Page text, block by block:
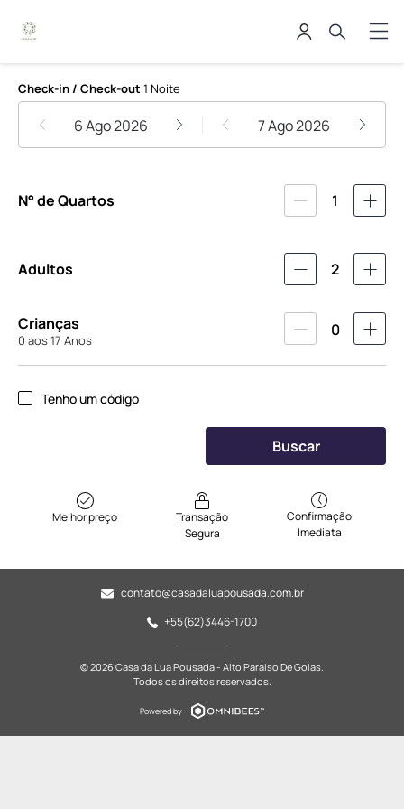
Casa da Lua Pousada - Alto
Check-in / Check-out 1 Noite
6 Ago 2026 7 Ago 2026
N° de Quartos 1
Adultos 2
Crianças
0 aos 17 Anos
0
Tenho um código
Buscar
Melhor preço
Transação
Segura
Confirmação
Imediata
contato@casadaluapousada.com.br
+55(62)3446-1700
© 2026 Casa da Lua Pousada - Alto Paraiso De Goias.
Todos os direitos reservados.
Powered by